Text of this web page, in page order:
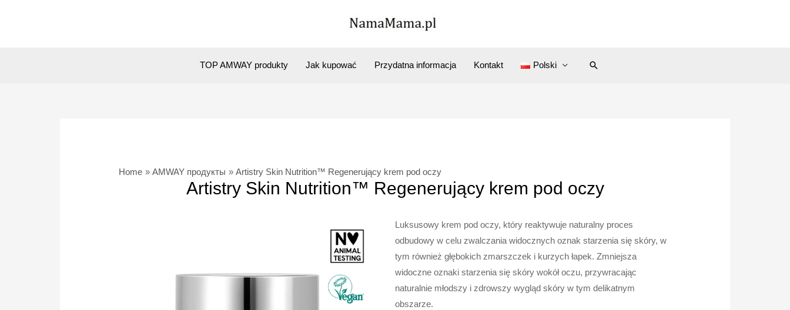
TOP AMWAY produkty Jak kupować Przydatna informacja Kontakt Polski Search
Home AMWAY продукты Artistry Skin Nutrition™ Regenerujący krem pod oczy
Artistry Skin Nutrition™ Regenerujący krem pod oczy
Luksusowy krem pod oczy, który reaktywuje naturalny proces
odbudowy w celu zwalczania widocznych oznak starzenia się skóry, w
tym również głębokich zmarszczek i kurzych łapek. Zmniejsza
widoczne oznaki starzenia się skóry wokół oczu, przywracając
naturalnie młodszy i zdrowszy wygląd skóry w tym delikatnym
obszarze.